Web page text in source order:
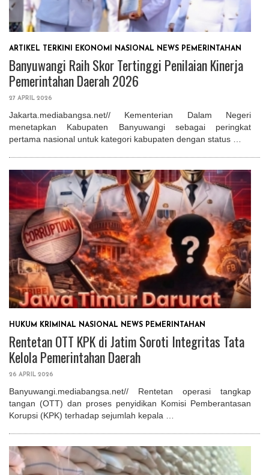
ARTIKEL TERKINI EKONOMI NASIONAL NEWS PEMERINTAHAN
Banyuwangi Raih Skor Tertinggi Penilaian Kinerja
Pemerintahan Daerah 2026
27 APRIL 2026
Jakarta.mediabangsa.net// Kementerian Dalam Negeri
menetapkan Kabupaten Banyuwangi sebagai peringkat
pertama nasional untuk kategori kabupaten dengan status …
HUKUM KRIMINAL NASIONAL NEWS PEMERINTAHAN
Rentetan OTT KPK di Jatim Soroti Integritas Tata
Kelola Pemerintahan Daerah
26 APRIL 2026
Banyuwangi.mediabangsa.net// Rentetan operasi tangkap
tangan (OTT) dan proses penyidikan Komisi Pemberantasan
Korupsi (KPK) terhadap sejumlah kepala …